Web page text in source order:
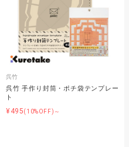
呉竹
呉竹 手作り封筒・ポチ袋テンプレー
ト
¥495(10%OFF)～